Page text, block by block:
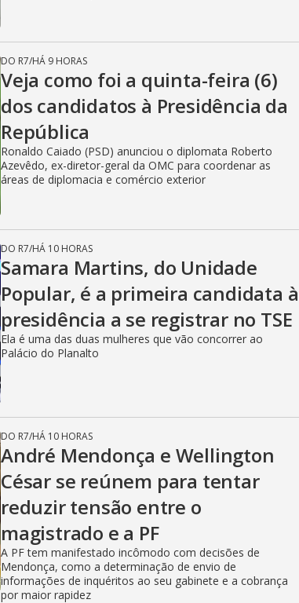
DO R7/HÁ 9 HORAS
Veja como foi a quinta-feira (6)
dos candidatos à Presidência da
República
Ronaldo Caiado (PSD) anunciou o diplomata Roberto
Azevêdo, ex-diretor-geral da OMC para coordenar as
áreas de diplomacia e comércio exterior
DO R7/HÁ 10 HORAS
Samara Martins, do Unidade
Popular, é a primeira candidata à
presidência a se registrar no TSE
Ela é uma das duas mulheres que vão concorrer ao
Palácio do Planalto
DO R7/HÁ 10 HORAS
André Mendonça e Wellington
César se reúnem para tentar
reduzir tensão entre o
magistrado e a PF
A PF tem manifestado incômodo com decisões de
Mendonça, como a determinação de envio de
informações de inquéritos ao seu gabinete e a cobrança
por maior rapidez